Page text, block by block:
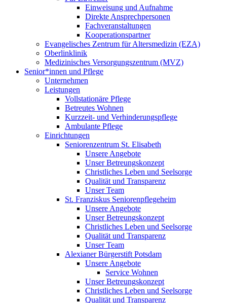
Einweisung und Aufnahme
Direkte Ansprechpersonen
Fachveranstaltungen
Kooperationspartner
Evangelisches Zentrum für Altersmedizin (EZA)
Oberlinklinik
Medizinisches Versorgungszentrum (MVZ)
Senior*innen und Pflege
Unternehmen
Leistungen
Vollstationäre Pflege
Betreutes Wohnen
Kurzzeit- und Verhinderungspflege
Ambulante Pflege
Einrichtungen
Seniorenzentrum St. Elisabeth
Unsere Angebote
Unser Betreungskonzept
Christliches Leben und Seelsorge
Qualität und Transparenz
Unser Team
St. Franziskus Seniorenpflegeheim
Unsere Angebote
Unser Betreungskonzept
Christliches Leben und Seelsorge
Qualität und Transparenz
Unser Team
Alexianer Bürgerstift Potsdam
Unsere Angebote
Service Wohnen
Unser Betreungskonzept
Christliches Leben und Seelsorge
Qualität und Transparenz